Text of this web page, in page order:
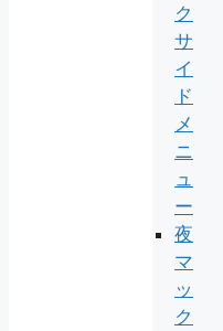
ク
サ
イ
ド
メ
ニ
ュ
ー
夜
マ
ッ
ク